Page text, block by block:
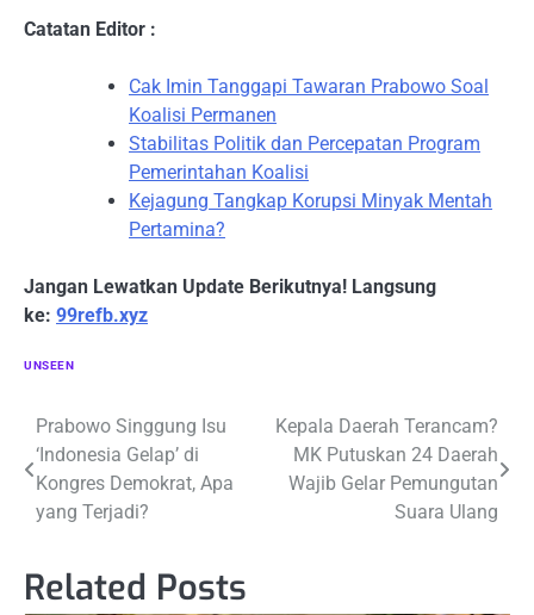
Catatan Editor :
Cak Imin Tanggapi Tawaran Prabowo Soal
Koalisi Permanen
Stabilitas Politik dan Percepatan Program
Pemerintahan Koalisi
Kejagung Tangkap Korupsi Minyak Mentah
Pertamina?
Jangan Lewatkan Update Berikutnya! Langsung
ke: 99refb.xyz
UNSEEN
Navigasi
pos
Prabowo Singgung Isu
‘Indonesia Gelap’ di
Kongres Demokrat, Apa
yang Terjadi?
Kepala Daerah Terancam?
MK Putuskan 24 Daerah
Wajib Gelar Pemungutan
Suara Ulang
Related Posts